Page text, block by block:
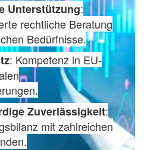
Unterstützung:
rechtliche Beratung
Bedürfnisse.
: Kompetenz in EU-
Zuverlässigkeit:
mit zahlreichen